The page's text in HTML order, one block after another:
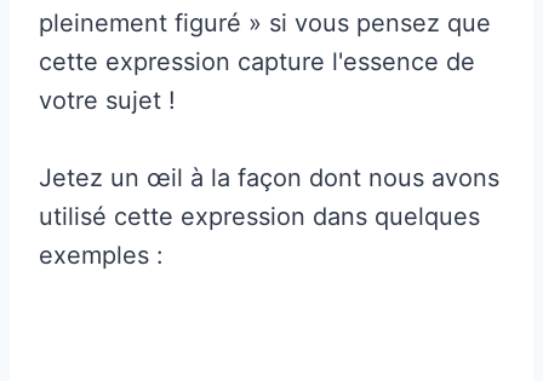
pleinement figuré » si vous pensez que
cette expression capture l'essence de
votre sujet !
Jetez un œil à la façon dont nous avons
utilisé cette expression dans quelques
exemples :